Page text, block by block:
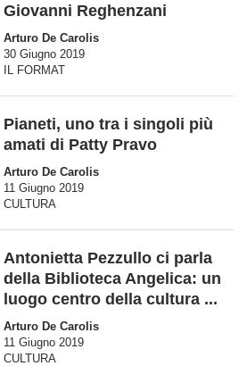
Giovanni Reghenzani
Arturo De Carolis
30 Giugno 2019
IL FORMAT
Pianeti, uno tra i singoli più
amati di Patty Pravo
Arturo De Carolis
11 Giugno 2019
CULTURA
Antonietta Pezzullo ci parla
della Biblioteca Angelica: un
luogo centro della cultura ...
Arturo De Carolis
11 Giugno 2019
CULTURA